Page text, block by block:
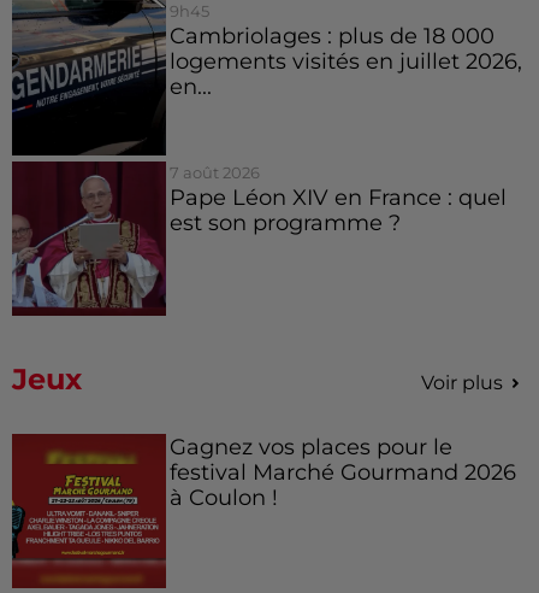
9h45
Cambriolages : plus de 18 000
logements visités en juillet 2026,
en...
7 août 2026
Pape Léon XIV en France : quel
est son programme ?
Jeux Voir plus
Gagnez vos places pour le
festival Marché Gourmand 2026
à Coulon !